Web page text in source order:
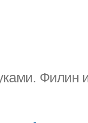
Филин